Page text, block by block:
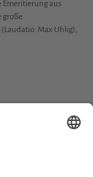
Emeritierung aus
große
Max Uhlig),